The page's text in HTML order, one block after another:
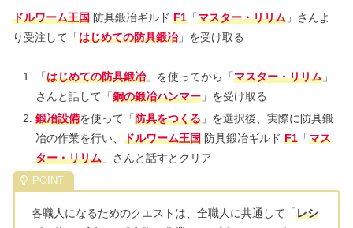
ドルワーム王国 防具鍛冶ギルド F1 「マスター・リリム 」さんよ
り受注して「はじめての防具鍛冶」を受け取る
「はじめての防具鍛冶」を使ってから「マスター・リリム」
さんと話して「銅の鍛冶ハンマー」を受け取る
鍛冶設備を使って「防具をつくる」を選択後、実際に防具鍛
冶の作業を行い、 ドルワーム王国防具鍛冶ギルド F1「マス
ター・リリム」さんと話すとクリア
各職人になるためのクエストは、全職人に共通して「レシ